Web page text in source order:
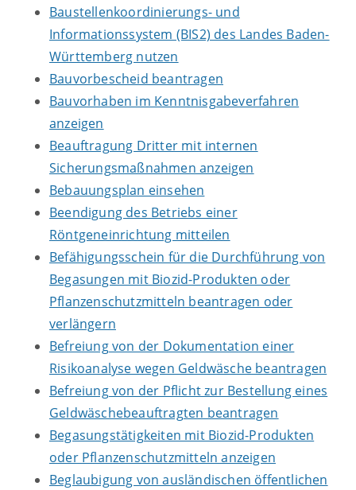
Baustellenkoordinierungs- und
Informationssystem (BIS2) des Landes Baden-
Württemberg nutzen
Bauvorbescheid beantragen
Bauvorhaben im Kenntnisgabeverfahren
anzeigen
Beauftragung Dritter mit internen
Sicherungsmaßnahmen anzeigen
Bebauungsplan einsehen
Beendigung des Betriebs einer
Röntgeneinrichtung mitteilen
Befähigungsschein für die Durchführung von
Begasungen mit Biozid-Produkten oder
Pflanzenschutzmitteln beantragen oder
verlängern
Befreiung von der Dokumentation einer
Risikoanalyse wegen Geldwäsche beantragen
Befreiung von der Pflicht zur Bestellung eines
Geldwäschebeauftragten beantragen
Begasungstätigkeiten mit Biozid-Produkten
oder Pflanzenschutzmitteln anzeigen
Beglaubigung von ausländischen öffentlichen